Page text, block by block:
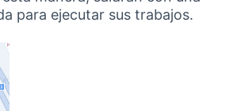
para ejecutar sus trabajos.